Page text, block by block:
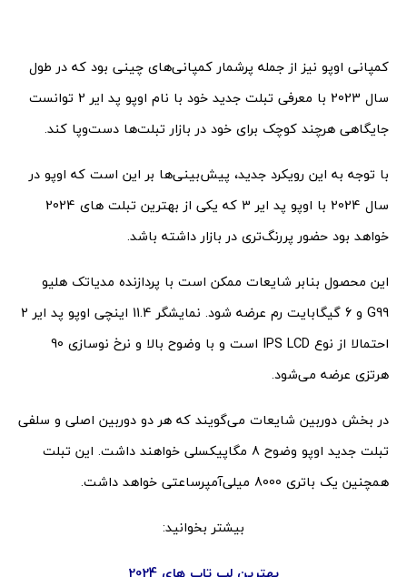
کمپانی اوپو نیز از جمله پرشمار کمپانی‌های چینی بود که در طول
سال 2023 با معرفی تبلت جدید خود با نام اوپو پد ایر 2 توانست
جایگاهی هرچند کوچک برای خود در بازار تبلت‌ها دست‌وپا کند.
با توجه به این رویکرد جدید، پیش‌بینی‌ها بر این است که اوپو در
سال 2024 با اوپو پد ایر 3 که یکی از بهترین تبلت های 2024
خواهد بود حضور پررنگ‌تری در بازار داشته باشد.
این محصول بنابر شایعات ممکن است با پردازنده مدیاتک هلیو
G99 و 6 گیگابایت رم عرضه شود. نمایشگر 11.4 اینچی اوپو پد ایر 2
احتمالا از نوع IPS LCD است و با وضوح بالا و نرخ نوسازی 90
هرتزی عرضه می‌شود.
در بخش دوربین شایعات می‌گویند که هر دو دوربین اصلی و سلفی
تبلت جدید اوپو وضوح 8 مگاپیکسلی خواهند داشت. این تبلت
همچنین یک باتری 8000 میلی‌آمپرساعتی خواهد داشت.
بیشتر بخوانید: